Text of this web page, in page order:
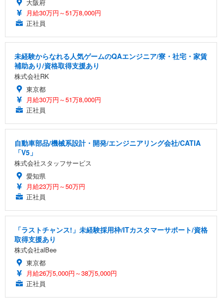
大阪府
月給30万円～51万8,000円
正社員
未経験からなれる人気ゲームのQAエンジニア/寮・社宅・家賃
補助あり/資格取得支援あり
株式会社RK
東京都
月給30万円～51万8,000円
正社員
自動車部品/機械系設計・開発/エンジニアリング会社/CATIA
「V5」
株式会社スタッフサービス
愛知県
月給23万円～50万円
正社員
「ラストチャンス!」未経験採用枠/ITカスタマーサポート/資格
取得支援あり
株式会社alBee
東京都
月給26万5,000円～38万5,000円
正社員